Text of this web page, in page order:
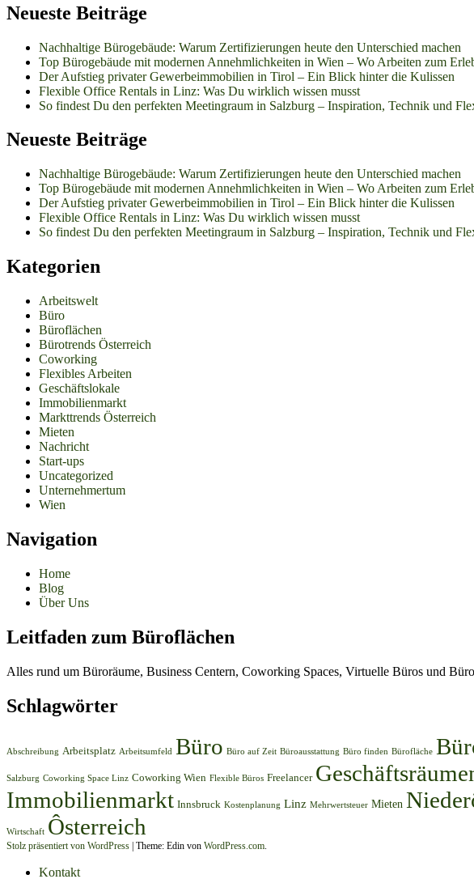
Neueste Beiträge
Nachhaltige Bürogebäude: Warum Zertifizierungen heute den Unterschied machen
Top Bürogebäude mit modernen Annehmlichkeiten in Wien – Wo Arbeiten zum
Der Aufstieg privater Gewerbeimmobilien in Tirol – Ein Blick hinter die Kulissen
Flexible Office Rentals in Linz: Was Du wirklich wissen musst
So findest Du den perfekten Meetingraum in Salzburg – Inspiration, Technik und
Neueste Beiträge
Nachhaltige Bürogebäude: Warum Zertifizierungen heute den Unterschied machen
Top Bürogebäude mit modernen Annehmlichkeiten in Wien – Wo Arbeiten zum
Der Aufstieg privater Gewerbeimmobilien in Tirol – Ein Blick hinter die Kulissen
Flexible Office Rentals in Linz: Was Du wirklich wissen musst
So findest Du den perfekten Meetingraum in Salzburg – Inspiration, Technik und
Kategorien
Arbeitswelt
Büro
Büroflächen
Bürotrends Österreich
Coworking
Flexibles Arbeiten
Geschäftslokale
Immobilienmarkt
Markttrends Österreich
Mieten
Nachricht
Start-ups
Uncategorized
Unternehmertum
Wien
Navigation
Home
Blog
Über Uns
Leitfaden zum Büroflächen
Alles rund um Büroräume, Business Centern, Coworking Spaces, Virtuelle Büros und
Schlagwörter
Abschreibung Arbeitsplatz Arbeitsumfeld Büro Büro auf Zeit Büroausstattung Büro finden Bürofläche
Salzburg Coworking Space Linz Coworking Wien Flexible Büros Freelancer
Immobilienmarkt Innsbruck Kostenplanung Linz Mehrwertsteuer Mieten
Wirtschaft Ôsterreich
Stolz präsentiert von WordPress | Theme: Edin von WordPress.com
Kontakt